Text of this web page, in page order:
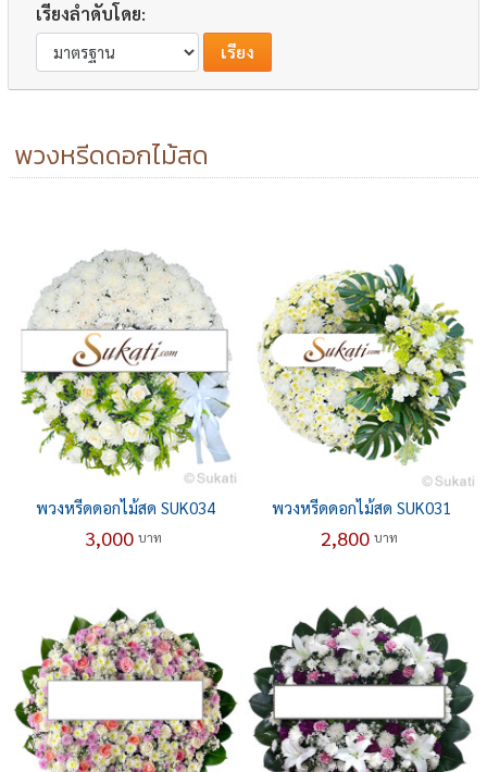
เรียงลำดับโดย:
พวงหรีดดอกไม้สด
พวงหรีดดอกไม้สด SUK034
3,000 บาท
พวงหรีดดอกไม้สด SUK031
2,800 บาท